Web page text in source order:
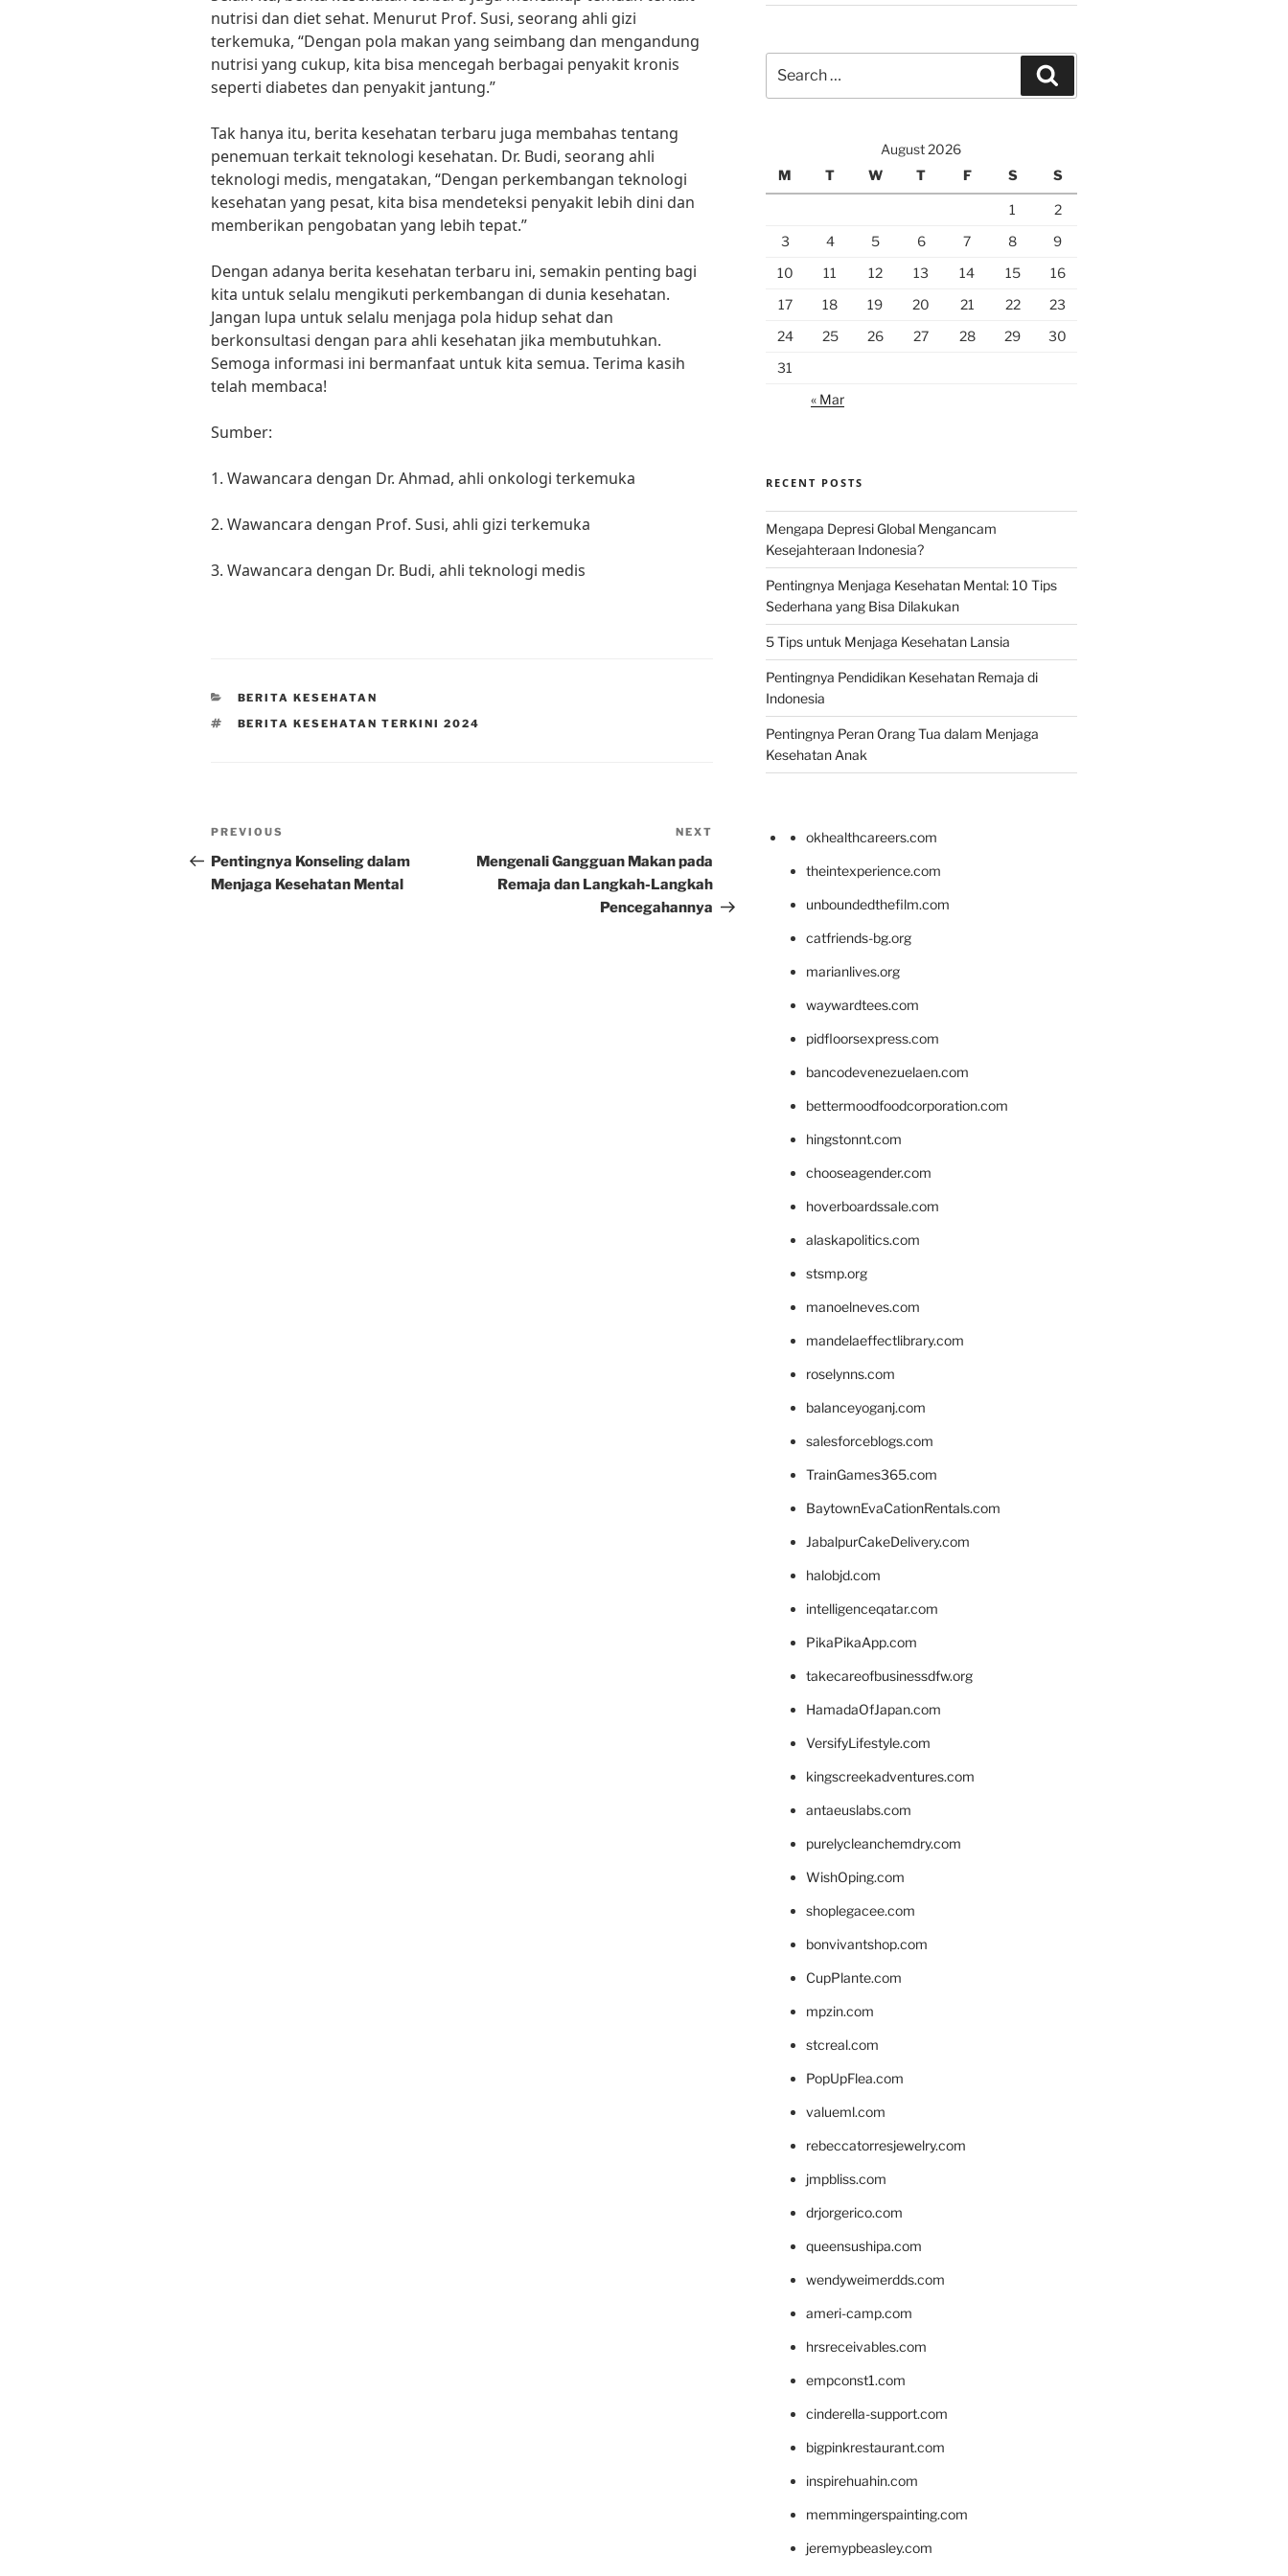
nutrisi dan diet sehat. Menurut Prof. Susi, seorang ahli gizi
terkemuka, “Dengan pola makan yang seimbang dan mengandung
nutrisi yang cukup, kita bisa mencegah berbagai penyakit kronis
seperti diabetes dan penyakit jantung.”
Tak hanya itu, berita kesehatan terbaru juga membahas tentang
penemuan terkait teknologi kesehatan. Dr. Budi, seorang ahli
teknologi medis, mengatakan, “Dengan perkembangan teknologi
kesehatan yang pesat, kita bisa mendeteksi penyakit lebih dini dan
memberikan pengobatan yang lebih tepat.”
Dengan adanya berita kesehatan terbaru ini, semakin penting bagi
kita untuk selalu mengikuti perkembangan di dunia kesehatan.
Jangan lupa untuk selalu menjaga pola hidup sehat dan
berkonsultasi dengan para ahli kesehatan jika membutuhkan.
Semoga informasi ini bermanfaat untuk kita semua. Terima kasih
telah membaca!
Sumber:
1. Wawancara dengan Dr. Ahmad, ahli onkologi terkemuka
2. Wawancara dengan Prof. Susi, ahli gizi terkemuka
3. Wawancara dengan Dr. Budi, ahli teknologi medis
CATEGORIES
BERITA KESEHATAN
TAGS
BERITA KESEHATAN TERKINI 2024
Post
navigation
Previous
Post
PREVIOUS
Pentingnya Konseling dalam
Menjaga Kesehatan Mental
NEXT
Mengenali Gangguan Makan pada
Remaja dan Langkah-Langkah
Pencegahannya
for:
August 2026
M
T W T F S S
1
2
3
4 5 6 7 8
9
10
11 12 13 14 15
16
17
18 19 20 21 22
23
24
25 26 27 28 29
30
31
« Mar
RECENT POSTS
Mengapa Depresi Global Mengancam
Kesejahteraan Indonesia?
Pentingnya Menjaga Kesehatan Mental: 10 Tips
Sederhana yang Bisa Dilakukan
5 Tips untuk Menjaga Kesehatan Lansia
Pentingnya Pendidikan Kesehatan Remaja di
Indonesia
Pentingnya Peran Orang Tua dalam Menjaga
Kesehatan Anak
okhealthcareers.com
theintexperience.com
unboundedthefilm.com
catfriends-bg.org
marianlives.org
waywardtees.com
pidfloorsexpress.com
bancodevenezuelaen.com
bettermoodfoodcorporation.com
hingstonnt.com
chooseagender.com
hoverboardssale.com
alaskapolitics.com
stsmp.org
manoelneves.com
mandelaeffectlibrary.com
roselynns.com
balanceyoganj.com
salesforceblogs.com
TrainGames365.com
BaytownEvaCationRentals.com
JabalpurCakeDelivery.com
halobjd.com
intelligenceqatar.com
PikaPikaApp.com
takecareofbusinessdfw.org
HamadaOfJapan.com
VersifyLifestyle.com
kingscreekadventures.com
antaeuslabs.com
purelycleanchemdry.com
WishOping.com
shoplegacee.com
bonvivantshop.com
CupPlante.com
mpzin.com
stcreal.com
PopUpFlea.com
valueml.com
rebeccatorresjewelry.com
jmpbliss.com
drjorgerico.com
queensushipa.com
wendyweimerdds.com
ameri-camp.com
hrsreceivables.com
empconst1.com
cinderella-support.com
bigpinkrestaurant.com
inspirehuahin.com
memmingerspainting.com
jeremypbeasley.com